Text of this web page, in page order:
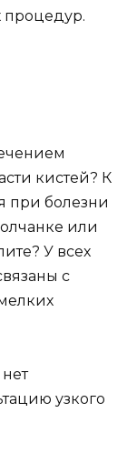
процедур.
кистей? К
при болезни
или
У всех
с
узкого